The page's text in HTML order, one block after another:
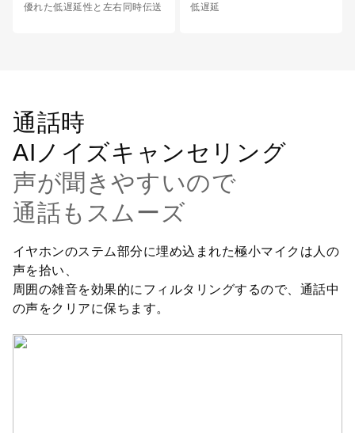
優れた低遅延性と左右同時伝送 低遅延
通話時
AIノイズキャンセリング
声が聞きやすいので
通話もスムーズ
イヤホンのステム部分に埋め込まれた極小マイクは人の
声を拾い、
周囲の雑音を効果的にフィルタリングするので、通話中
の声をクリアに保ちます。